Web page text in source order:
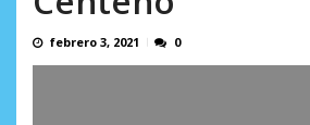
febrero 3, 2021 0